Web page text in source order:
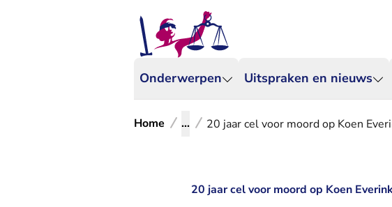
Onderwerpen Uitspraken en nieuws
Home ... 20 jaar cel voor moord op Koen
20 jaar cel voor moord op Koen